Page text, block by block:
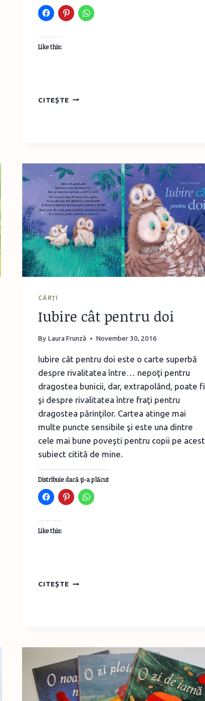
Like this:
CITEȘTE PROIECTELE
PE
NET
ŞI
LUCRU
MANUAL
CĂRŢI
Iubire cât pentru doi
By Laura Frunză November 30, 2016
Iubire cât pentru doi este o carte superbă
despre rivalitatea între… nepoţi pentru
dragostea bunicii, dar, extrapolând, poate fi
şi despre rivalitatea între fraţi pentru
dragostea părinţilor. Cartea atinge mai
multe puncte sensibile şi este una dintre
cele mai bune poveşti pentru copii pe acest
subiect citită de mine.
Distribuie dacă ţi-a plăcut
Like this:
CITEȘTE IUBIRE